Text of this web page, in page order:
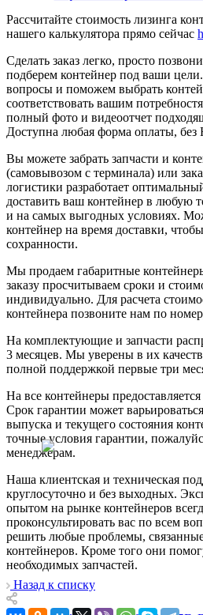
Рассчитайте стоимость лизинга
нашего калькулятора прямо сейчас
Сделать заказ легко, просто
подберем контейнер под ваши
вопросы и поможем выбрать
соответствовать вашим
полный фото и видеоотчет
Доступна любая форма оплаты,
Вы можете забрать запчасти и
(самовывозом с терминала) или
логистики разработает
доставить ваш контейнер в любую
и на самых выгодных условиях.
контейнер на время доставки,
сохранности.
Мы продаем габаритные
заказу просчитываем сроки и
индивидуально. Для расчета
контейнера позвоните нам по
На комплектующие и запчасти
3 месяцев. Мы уверены в их
полной поддержкой первые три
На все контейнеры
Срок гарантии может
выпуска и текущего состояния
точные условия гарантии,
менеджерам.
Наша клиентская и техническая
круглосуточно и без выходных.
опытом на рынке контейнеров
проконсультировать вас по всем
решить любые проблемы,
контейнеров. Кроме того они
необходимых запчастей.
Назад к списку